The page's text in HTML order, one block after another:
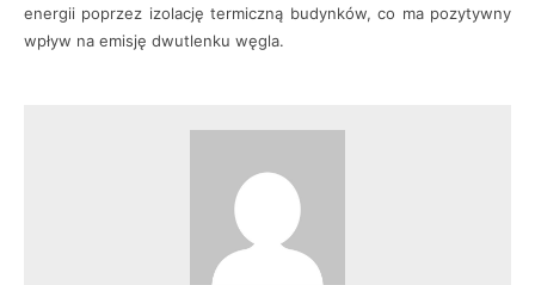
energii poprzez izolację termiczną budynków, co ma pozytywny
wpływ na emisję dwutlenku węgla.